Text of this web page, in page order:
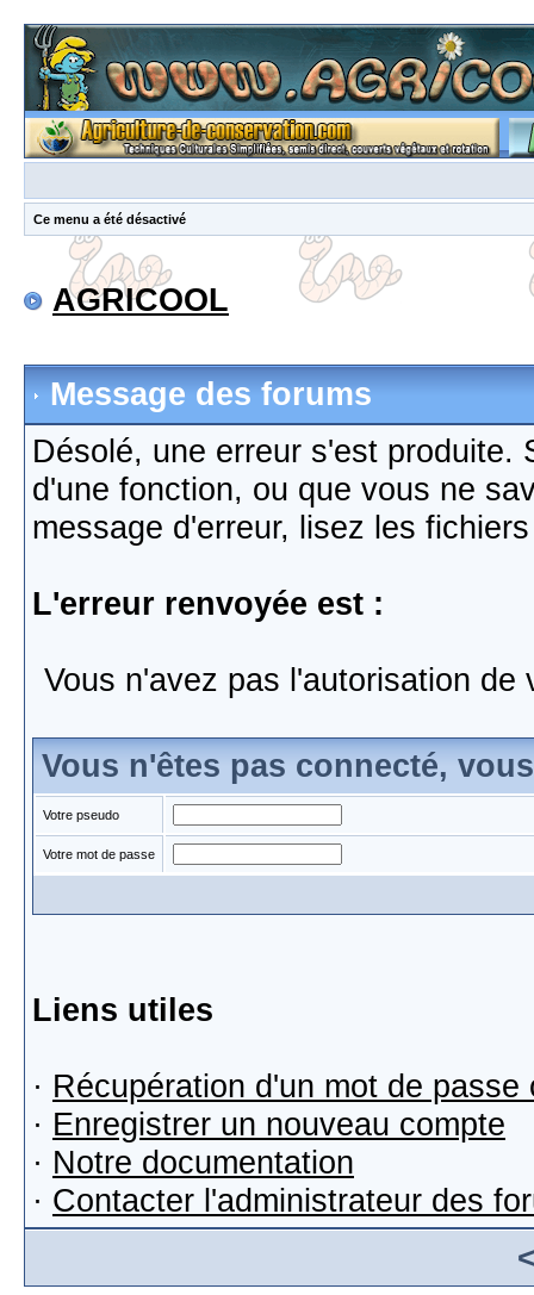
Ce menu a été désactivé
AGRICOOL
Message des forums
Désolé, une erreur s'est produite.
d'une fonction, ou que vous ne
message d'erreur, lisez les
L'erreur renvoyée est :
Vous n'avez pas l'autorisation de
Vous n'êtes pas connecté,
Votre pseudo
Votre mot de passe
Liens utiles
· Récupération d'un mot de passe
· Enregistrer un nouveau compte
· Notre documentation
· Contacter l'administrateur des